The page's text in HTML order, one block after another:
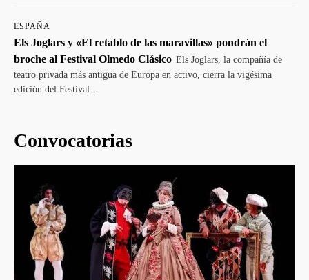
ESPAÑA
Els Joglars y «El retablo de las maravillas» pondrán el
broche al Festival Olmedo Clásico Els Joglars, la compañía de
teatro privada más antigua de Europa en activo, cierra la vigésima
edición del Festival...
Convocatorias